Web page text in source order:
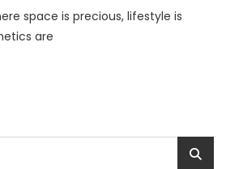
space is precious, lifestyle is
are